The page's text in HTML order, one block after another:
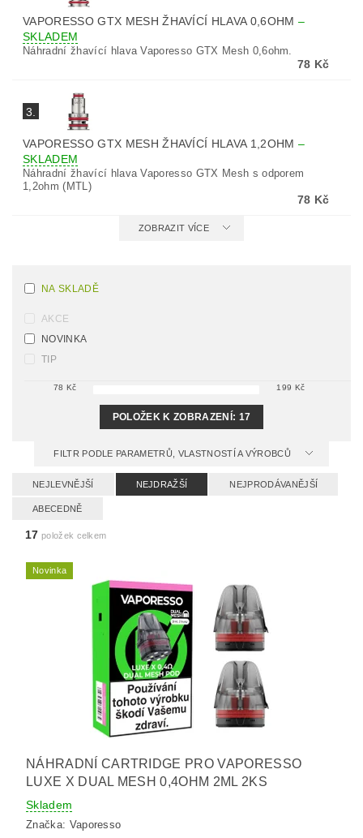
VAPORESSO GTX MESH ŽHAVÍCÍ HLAVA 0,6OHM –
SKLADEM
Náhradní žhavící hlava Vaporesso GTX Mesh 0,6ohm.
78 Kč
3.
VAPORESSO GTX MESH ŽHAVÍCÍ HLAVA 1,2OHM –
SKLADEM
Náhradní žhavící hlava Vaporesso GTX Mesh s odporem
1,2ohm (MTL)
78 Kč
ZOBRAZIT VÍCE
NA SKLADĚ
AKCE
NOVINKA
TIP
78 Kč 199 Kč
POLOŽEK K ZOBRAZENÍ: 17
FILTR PODLE PARAMETRŮ, VLASTNOSTÍ A VÝROBCŮ
NEJLEVNĚJŠÍ NEJDRAŽŠÍ NEJPRODÁVANĚJŠÍ
ABECEDNĚ
17 položek celkem
Novinka
NÁHRADNÍ CARTRIDGE PRO VAPORESSO
LUXE X DUAL MESH 0,4OHM 2ML 2KS
Skladem
Značka: Vaporesso